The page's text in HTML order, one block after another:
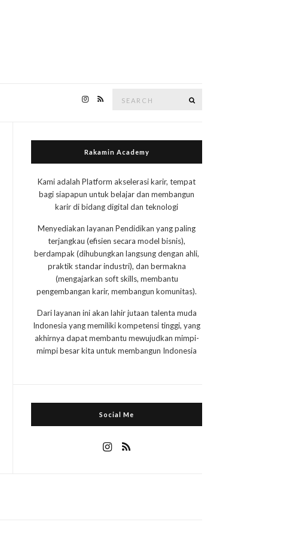
Rakamin Academy
Kami adalah Platform akselerasi karir, tempat
bagi siapapun untuk belajar dan membangun
karir di bidang digital dan teknologi
Menyediakan layanan Pendidikan yang paling
terjangkau (efisien secara model bisnis),
berdampak (dihubungkan langsung dengan ahli,
praktik standar industri), dan bermakna
(mengajarkan soft skills, membantu
pengembangan karir, membangun komunitas).
Dari layanan ini akan lahir jutaan talenta muda
Indonesia yang memiliki kompetensi tinggi, yang
akhirnya dapat membantu mewujudkan mimpi-
mimpi besar kita untuk membangun Indonesia
Social Me